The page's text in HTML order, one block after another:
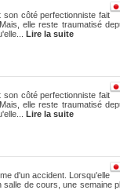
son côté perfectionniste fait
elle reste traumatisé
Lire la suite
son côté perfectionniste fait
elle reste traumatisé
Lire la suite
d'un accident. Lorsqu'elle
salle de cours, une semaine